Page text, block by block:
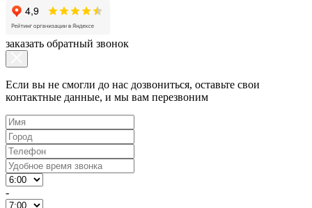
заказать обратный звонок
Если вы не смогли до нас дозвониться, оставьте свои
контактные данные, и мы вам перезвоним
-